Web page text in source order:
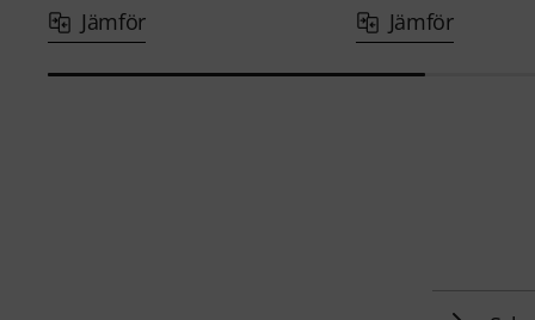
Jämför Jämför